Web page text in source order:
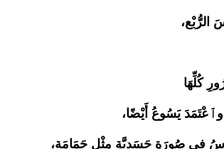
كُلِّهَا
يَسُوعُ أَيْضًا،
في صُورَةٍ جَسَديَّةٍ مِثْلِ حَمَامَة،